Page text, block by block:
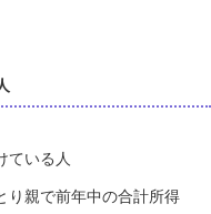
ている人
り親で前年中の合計所得